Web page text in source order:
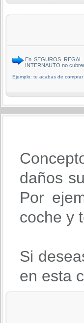
En SEGUROS
INTERNAUTO no
Ejemplo: te acabas de
daños
Por
coche y
Si
en esta